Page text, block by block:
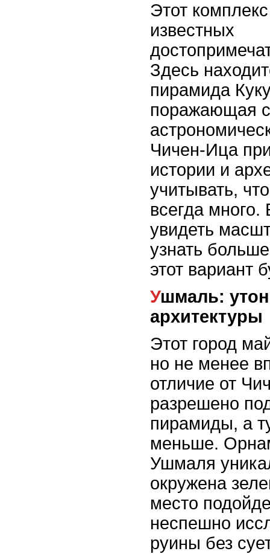
Этот
известных
Здесь
пирамида
поражающая
Чичен-Ица
истории и
учитывать,
всегда много.
увидеть
узнать
этот вариант
Ушмаль: утонченность
архитектуры
Этот город
но не менее
отличие от
разрешено
пирамиды, а
меньше.
Ушмаля
окружена
место
неспешно
руины без